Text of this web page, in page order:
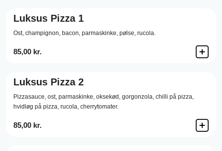
Luksus Pizza 1
Ost, champignon, bacon, parmaskinke, pølse, rucola.
85,00 kr.
Luksus Pizza 2
Pizzasauce, ost, parmaskinke, oksekød, gorgonzola, chilli på pizza,
hvidløg på pizza, rucola, cherrytomater.
85,00 kr.